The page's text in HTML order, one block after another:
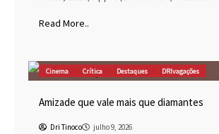
Read More..
Cinema Crítica Destaques DRIvagações
Amizade que vale mais que diamantes
Dri Tinoco julho 9, 2026